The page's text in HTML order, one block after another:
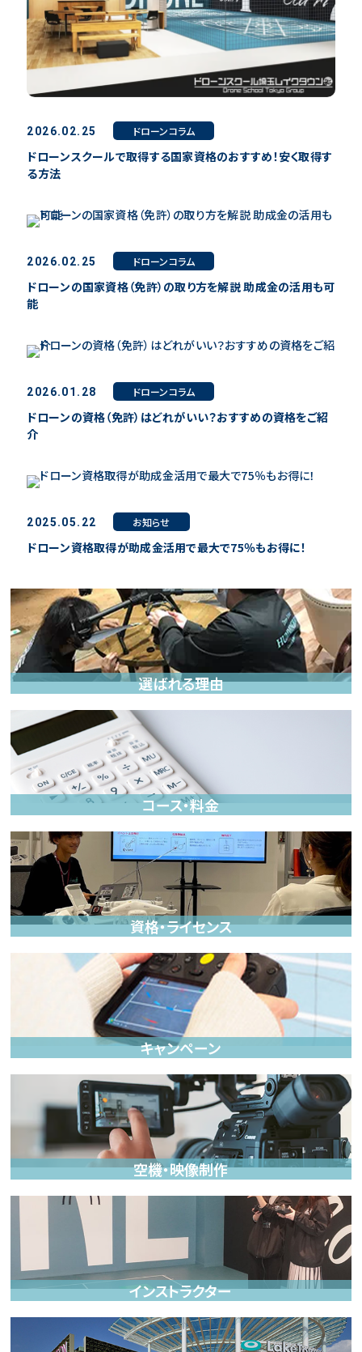
2026.02.25 ドローンコラム
ドローンスクールで取得する国家資格のおすすめ！安く取得す
る方法
2026.02.25 ドローンコラム
ドローンの国家資格（免許）の取り方を解説 助成金の活用も可
能
2026.01.28 ドローンコラム
ドローンの資格（免許）はどれがいい？おすすめの資格をご紹
介
2025.05.22 お知らせ
ドローン資格取得が助成金活用で最大で75％もお得に！
選ばれる理由
コース・料金
資格・ライセンス
キャンペーン
空機・映像制作
インストラクター